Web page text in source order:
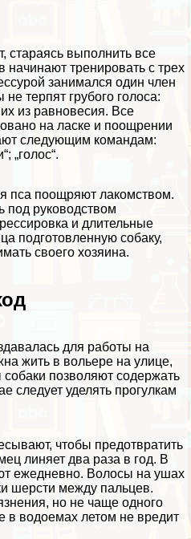
стараясь выполнить все
тренировать с трех
занимался один члeн
терпят грубого голоса:
из равновесия. Все
на ласке и поощрении
следующим комaндам:
„голос“.
пса поощряют лакомством.
под руководством
и длительные
подготовленную собаку,
своего хозяина.
для работы на
жить в вольере на улице,
позволяют содержать
следует уделять прогулкам
чтобы предотвратить
линяет два раза в год. В
ежедневно. Волосы на ушах
шерсти между пальцев.
но не чаще одного
в водоемах летом не вредит